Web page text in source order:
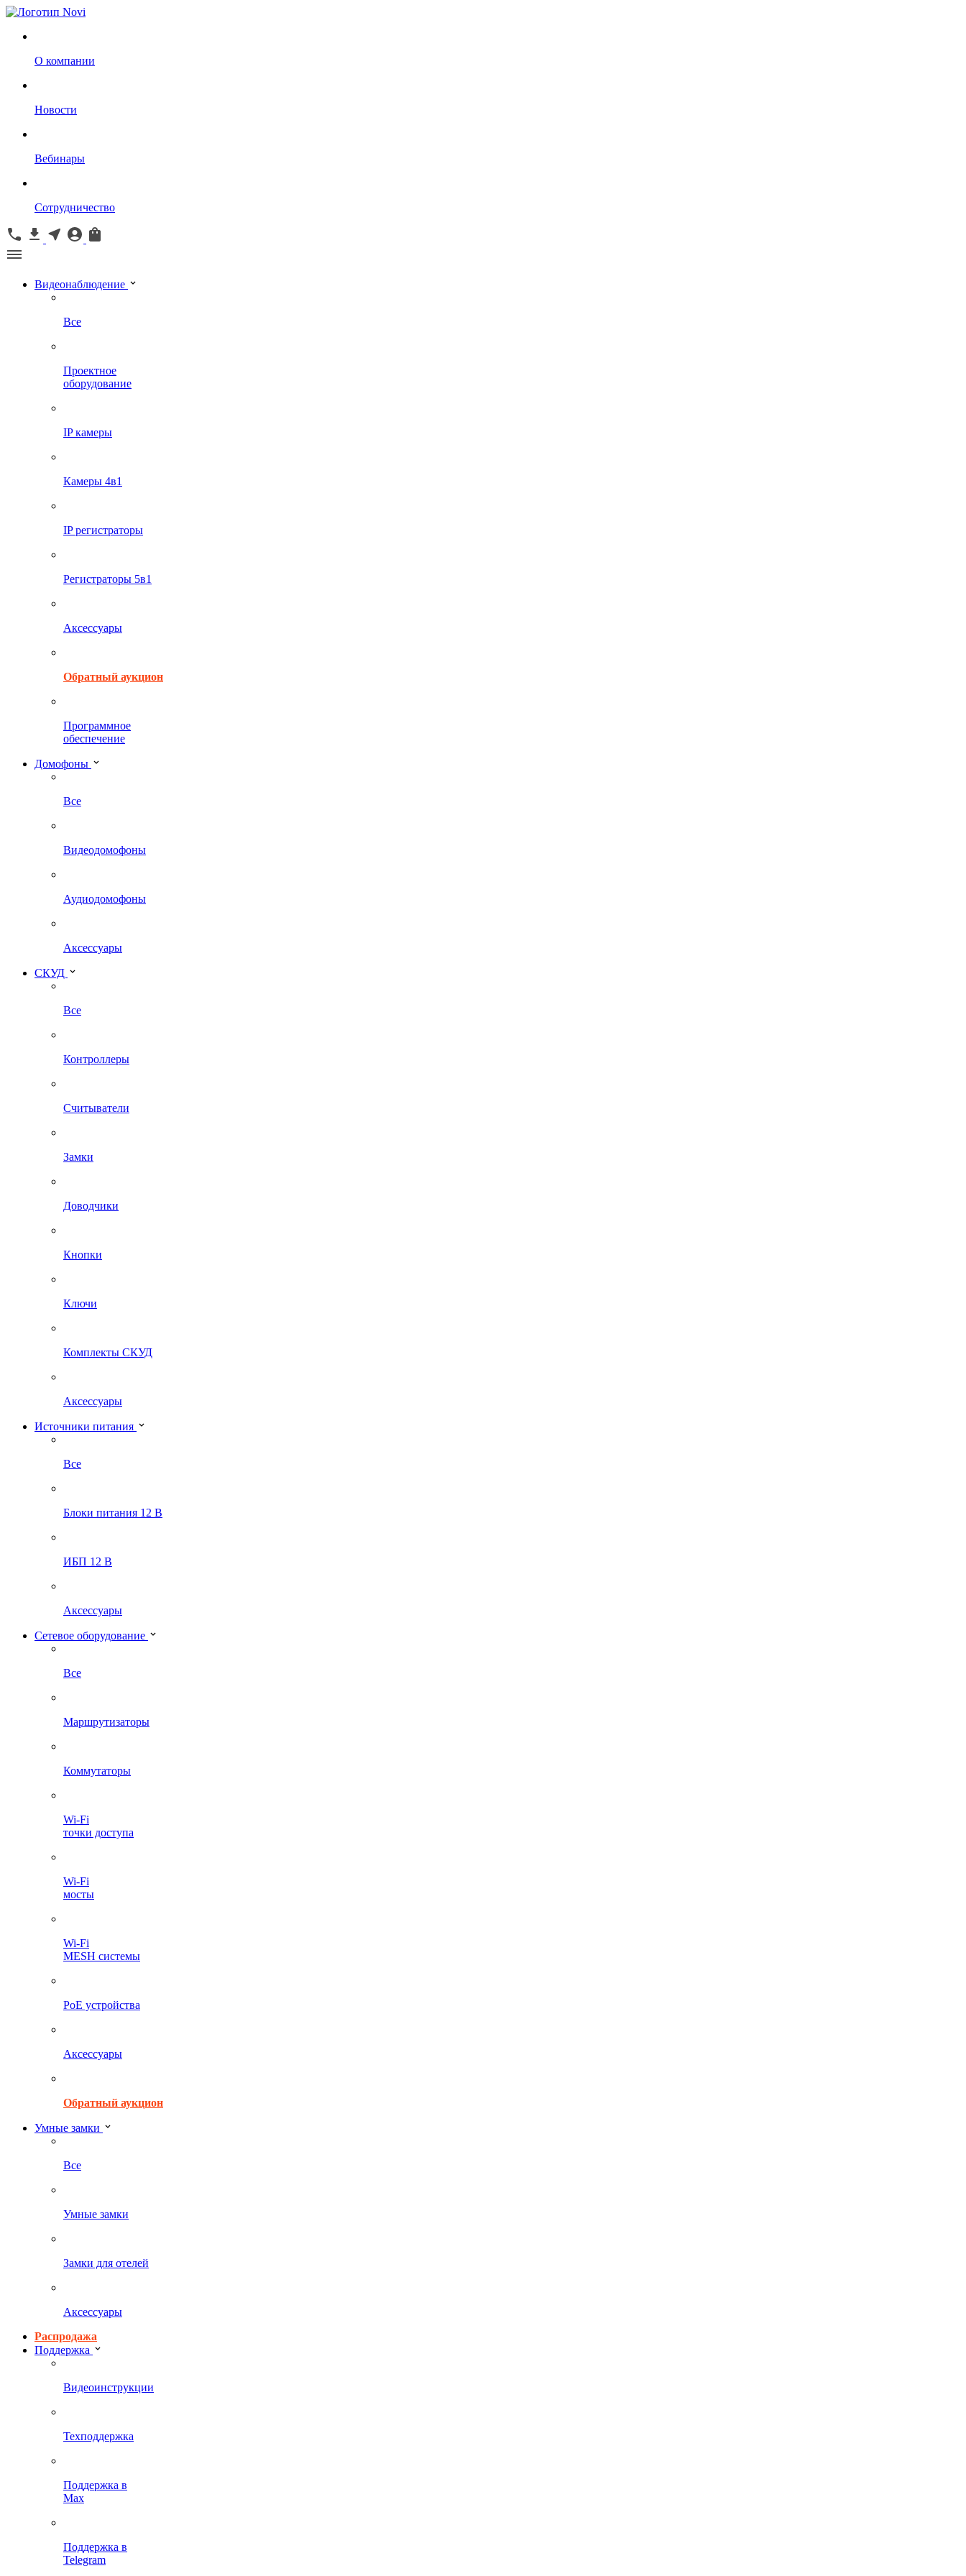
О компании
Новости
Вебинары
Сотрудничество
Видеонаблюдение
Все
Проектное
оборудование
IP камеры
Камеры 4в1
IP регистраторы
Регистраторы 5в1
Аксессуары
Обратный аукцион
Программное
обеспечение
Домофоны
Все
Видеодомофоны
Аудиодомофоны
Аксессуары
СКУД
Все
Контроллеры
Считыватели
Замки
Доводчики
Кнопки
Ключи
Комплекты СКУД
Аксессуары
Источники питания
Все
Блоки питания 12 В
ИБП 12 В
Аксессуары
Сетевое оборудование
Все
Маршрутизаторы
Коммутаторы
Wi-Fi
точки доступа
Wi-Fi
мосты
Wi-Fi
MESH системы
PoE устройства
Аксессуары
Обратный аукцион
Умные замки
Все
Умные замки
Замки для отелей
Аксессуары
Распродажа
Поддержка
Видеоинструкции
Техподдержка
Поддержка в
Max
Поддержка в
Telegram